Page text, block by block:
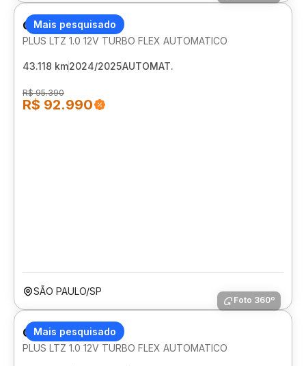
Mais pesquisado
CHEVROLET ONIX
PLUS LTZ 1.0 12V TURBO FLEX AUTOMATICO
43.118 km2024/2025AUTOMAT.
R$ 95.390
R$ 92.990
SÃO PAULO/SP
Mais pesquisado
Foto 360º
CHEVROLET ONIX
PLUS LTZ 1.0 12V TURBO FLEX AUTOMATICO